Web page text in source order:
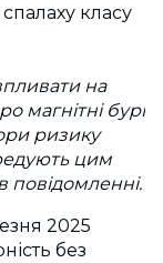
класу
на
магнітні бурі
ризику
цим
повідомленні.
2025
без